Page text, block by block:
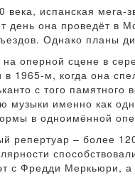
века, испанская мега-
день она проведёт в
Однако планы
оперной сцене в
1965-м, когда она
с того
музыки именно как
в одноимённой
репертуар – более
с Фредди Меркьюри,